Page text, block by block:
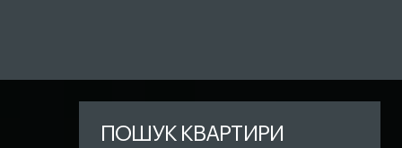
ПОШУК КВАРТИРИ